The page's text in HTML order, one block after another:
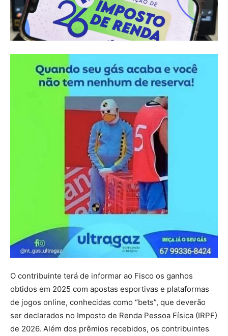
O contribuinte terá de informar ao Fisco os ganhos
obtidos em 2025 com apostas esportivas e plataformas
de jogos online, conhecidas como “bets”, que deverão
ser declarados no Imposto de Renda Pessoa Física (IRPF)
de 2026. Além dos prêmios recebidos, os contribuintes